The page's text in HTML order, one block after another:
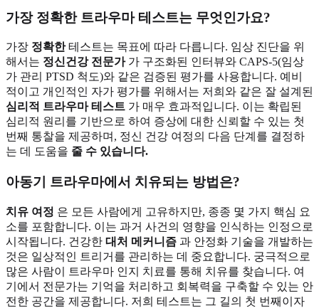
가장 정확한 트라우마 테스트는 무엇인가요?
가장 정확한테스트는 목표에 따라 다릅니다. 임상 진단을 위
해서는 정신건강 전문가가 구조화된 인터뷰와 CAPS-5(임상
가 관리 PTSD 척도)와 같은 검증된 평가를 사용합니다. 예비
적이고 개인적인 자가 평가를 위해서는 저희와 같은 잘 설계된
심리적 트라우마 테스트 가 매우 효과적입니다. 이는 확립된
심리적 원리를 기반으로 하여 증상에 대한 신뢰할 수 있는 첫
번째 통찰을 제공하며, 정신 건강 여정의 다음 단계를 결정하
는 데 도움을 줄 수 있습니다.
아동기 트라우마에서 치유되는 방법은?
치유 여정 은 모든 사람에게 고유하지만, 종종 몇 가지 핵심 요
소를 포함합니다. 이는 과거 사건의 영향을 인식하는 인정으로
시작됩니다. 건강한 대처 메커니즘 과 안정화 기술을 개발하는
것은 일상적인 트리거를 관리하는 데 중요합니다. 궁극적으로
많은 사람이 트라우마 인지 치료를 통해 치유를 찾습니다. 여
기에서 전문가는 기억을 처리하고 회복력을 구축할 수 있는 안
전한 공간을 제공합니다. 저희 테스트는 그 길의 첫 번째이자